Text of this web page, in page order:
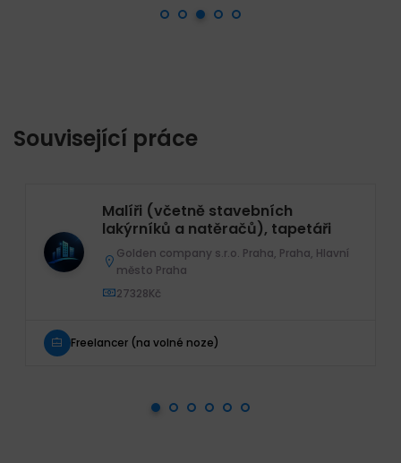
Související práce
Malíři (včetně stavebních
lakýrníků a natěračů), tapetáři
Golden company s.r.o. Praha, Praha, Hlavní
město Praha
27328Kč
Freelancer (na volné noze)